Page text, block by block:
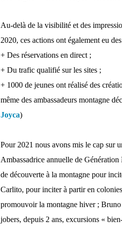
Au-delà de la visibilité et des
2020, ces actions ont également eu
+ Des réservations en direct ;
+ Du trafic qualifié sur les sites ;
+ 1000 de jeunes ont réalisé des
même des ambassadeurs montagne
Joyca)
Pour 2021 nous avons mis le cap sur
Ambassadrice annuelle de
de découverte à la montagne pour
Carlito, pour inciter à partir en
promouvoir la montagne hiver ;
jobers, depuis 2 ans, excursions «